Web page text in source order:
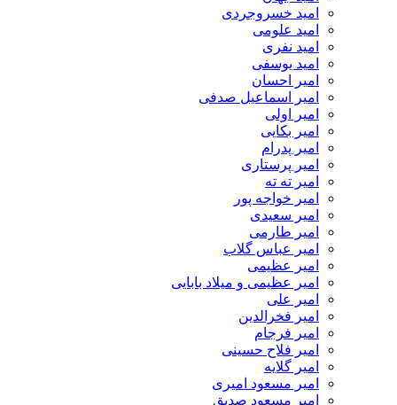
امید خسروجردی
امید علومی
امید نفری
امید یوسفی
امیر احسان
امیر اسماعیل صدفی
امیر اولی
امیر بکایی
امیر پدرام
امیر پرستاری
امیر ته ته
امیر خواجه پور
امیر سعیدی
امیر طارمی
امیر عباس گلاب
امیر عظیمی
امیر عظیمی و میلاد بابایی
امیر علی
امیر فخرالدین
امیر فرجام
امیر فلاح حسینی
امیر گلایه
امیر مسعود امیری
امیر مسعود صدیق